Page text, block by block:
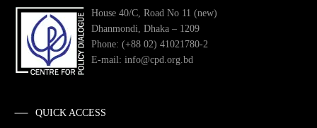
House 40/C, Road No 11 (new)
Dhanmondi, Dhaka – 1209
Phone: (+88 02) 41021780-2
E-mail: info@cpd.org.bd
QUICK ACCESS